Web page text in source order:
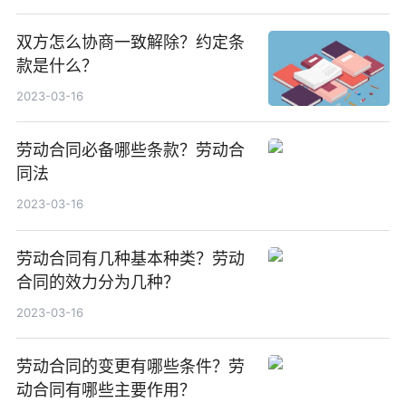
双方怎么协商一致解除？约定条
款是什么？
2023-03-16
劳动合同必备哪些条款？劳动合
同法
2023-03-16
劳动合同有几种基本种类？劳动
合同的效力分为几种？
2023-03-16
劳动合同的变更有哪些条件？劳
动合同有哪些主要作用？